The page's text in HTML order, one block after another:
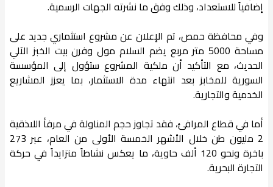
إضافياً للاستعداد، وذلك وفق ما نشرته الجهات الرسمية.
وفي محافظة حمص، تم الإعلان عن مشروع استثماري جديد على
مساحة 5000 متر مربع يضم السلام مول وفرن بيت الخبز الآلي
الحديث، مع التأكيد أن ملكية المشروع ستؤول إلى المؤسسة
السورية للمخابز بعد انتهاء مدة الاستثمار، بما يعزز المشاريع
الخدمية والتجارية.
أما في قطاع المرافئ، فقد تجاوز حجم المناولة في مرفأ اللاذقية
2 مليون طن خلال الأشهر الخمسة الأولى من العام، عبر 273
باخرة ونحو 120 ألف حاوية، ما يعكس نشاطاً متزايداً في حركة
التجارة البحرية.